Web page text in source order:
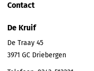
Contact
De Kruif
De Traay 45
3971 GC Driebergen